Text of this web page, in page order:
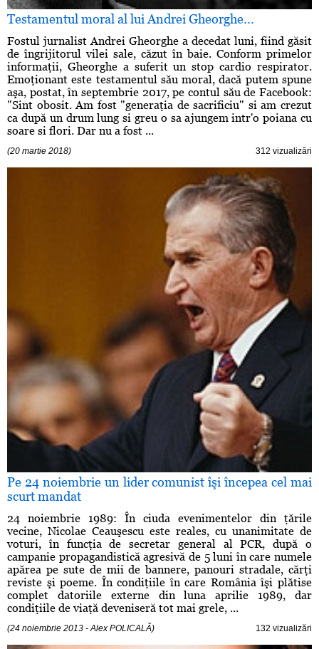
Testamentul moral al lui Andrei Gheorghe...
Fostul jurnalist Andrei Gheorghe a decedat luni, fiind găsit
de îngrijitorul vilei sale, căzut în baie. Conform primelor
informaţii, Gheorghe a suferit un stop cardio respirator.
Emoţionant este testamentul său moral, dacă putem spune
aşa, postat, în septembrie 2017, pe contul său de Facebook:
"Sint obosit. Am fost "generaţia de sacrificiu" si am crezut
ca după un drum lung si greu o sa ajungem intr'o poiana cu
soare si flori. Dar nu a fost ...
(20 martie 2018) 312 vizualizări
Pe 24 noiembrie un lider comunist îşi începea cel mai
scurt mandat
24 noiembrie 1989: În ciuda evenimentelor din ţările
vecine, Nicolae Ceauşescu este reales, cu unanimitate de
voturi, în funcţia de secretar general al PCR, după o
campanie propagandistică agresivă de 5 luni în care numele
apărea pe sute de mii de bannere, panouri stradale, cărţi
reviste şi poeme. În condiţiile în care România îşi plătise
complet datoriile externe din luna aprilie 1989, dar
condiţiile de viaţă deveniseră tot mai grele, ...
(24 noiembrie 2013 - Alex POLICALĂ) 132 vizualizări